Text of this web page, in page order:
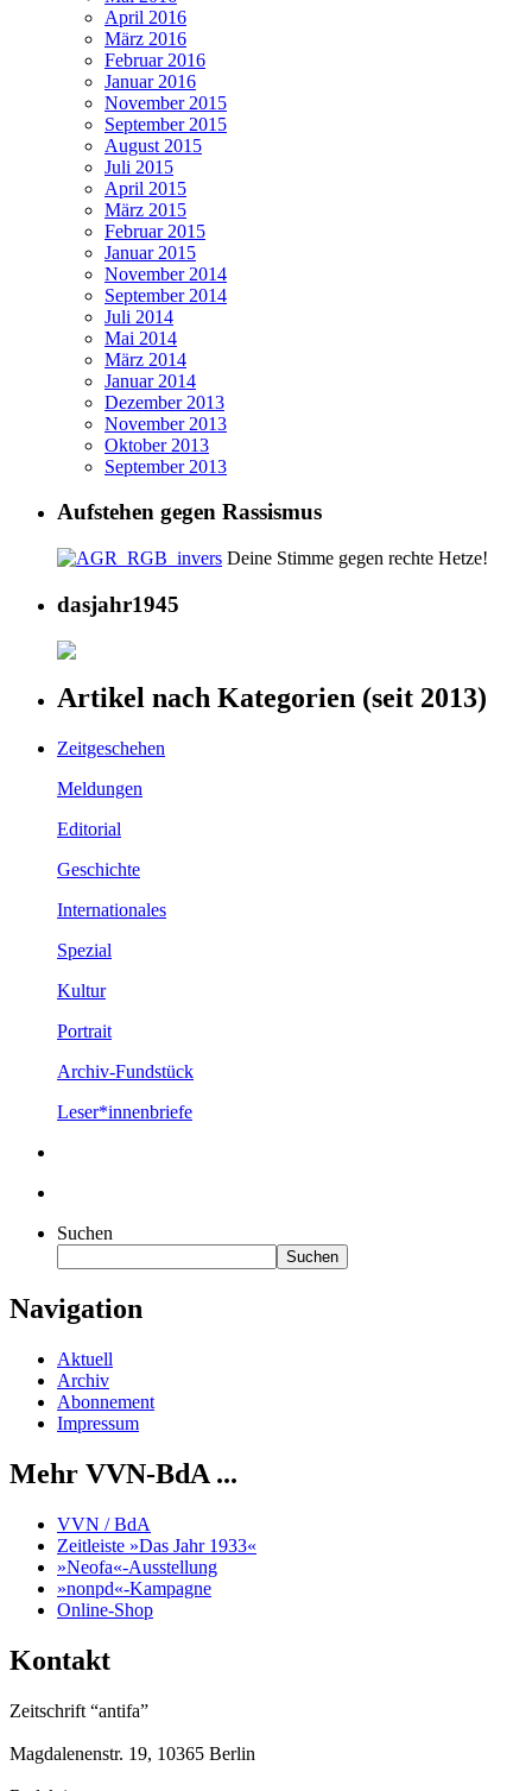
April 2016
März 2016
Februar 2016
Januar 2016
November 2015
September 2015
August 2015
Juli 2015
April 2015
März 2015
Februar 2015
Januar 2015
November 2014
September 2014
Juli 2014
Mai 2014
März 2014
Januar 2014
Dezember 2013
November 2013
Oktober 2013
September 2013
Aufstehen gegen Rassismus
Deine Stimme gegen rechte Hetze!
dasjahr1945
Artikel nach Kategorien (seit 2013)
Zeitgeschehen
Meldungen
Editorial
Geschichte
Internationales
Spezial
Kultur
Portrait
Archiv-Fundstück
Leser*innenbriefe
Suchen
Suchen
Navigation
Aktuell
Archiv
Abonnement
Impressum
Mehr VVN-BdA ...
VVN / BdA
Zeitleiste »Das Jahr 1933«
»Neofa«-Ausstellung
»nonpd«-Kampagne
Online-Shop
Kontakt
Zeitschrift “antifa”
Magdalenenstr. 19, 10365 Berlin